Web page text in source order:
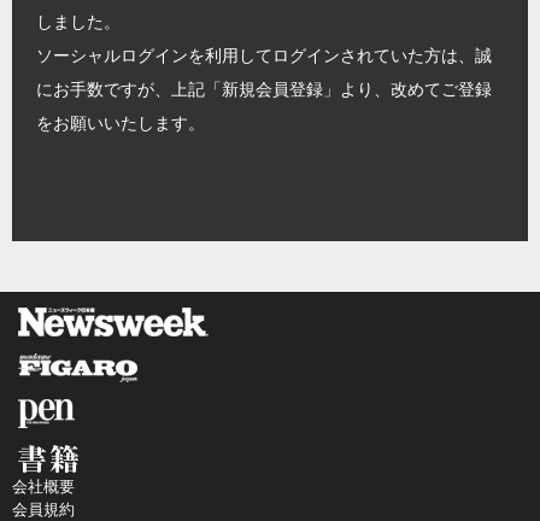
しました。
ソーシャルログインを利用してログインされていた方は、誠
にお手数ですが、上記「新規会員登録」より、改めてご登録
をお願いいたします。
会社概要
会員規約